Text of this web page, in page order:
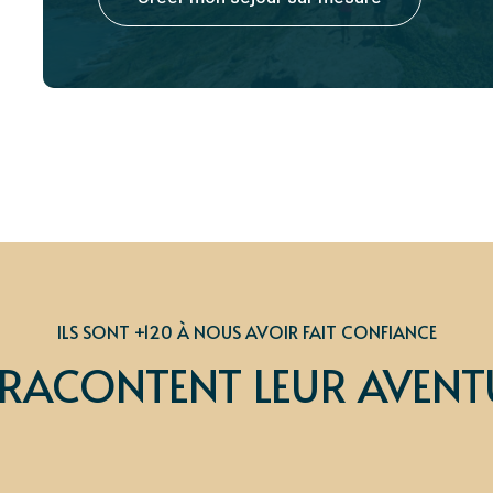
ILS SONT +120 À NOUS AVOIR FAIT CONFIANCE
LEUR